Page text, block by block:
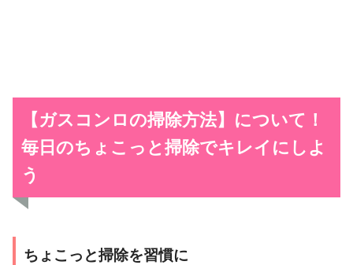
【ガスコンロの掃除方法】について！
毎日のちょこっと掃除でキレイにしよ
う
ちょこっと掃除を習慣に